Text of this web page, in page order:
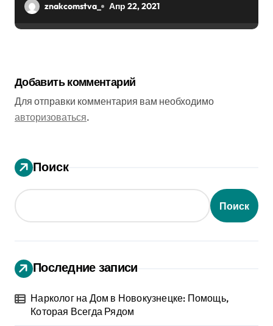
znakcomstva_ Апр 22, 2021
Добавить комментарий
Для отправки комментария вам необходимо
авторизоваться.
Поиск
Поиск
Последние записи
Нарколог на Дом в Новокузнецке: Помощь,
Которая Всегда Рядом